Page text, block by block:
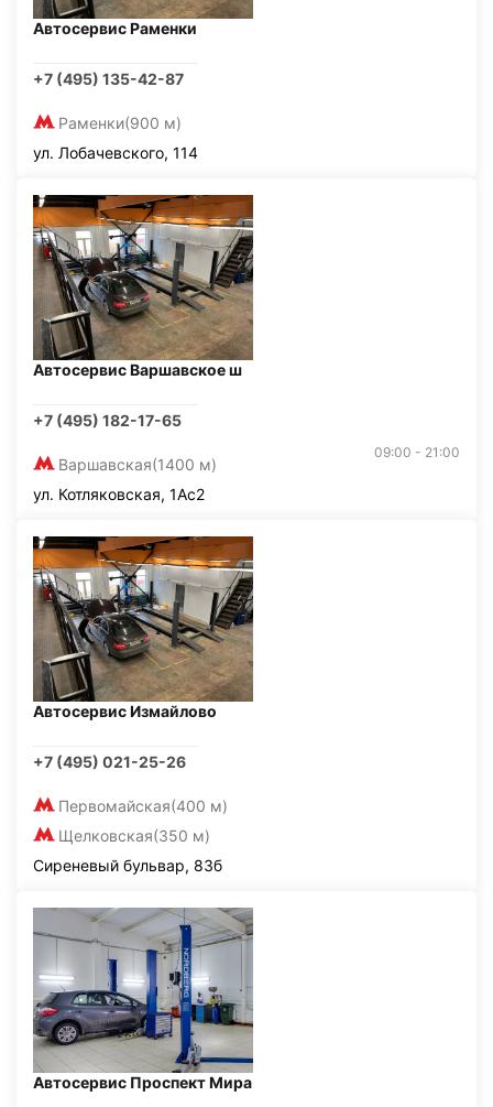
Автосервис Раменки
+7 (495) 135-42-87
Раменки(900 м)
ул. Лобачевского, 114
Автосервис Варшавское ш
+7 (495) 182-17-65
Варшавская(1400 м)
09:00 - 21:00
ул. Котляковская, 1Ас2
Автосервис Измайлово
+7 (495) 021-25-26
Первомайская(400 м)
Щелковская(350 м)
Сиреневый бульвар, 83б
Автосервис Проспект Мира